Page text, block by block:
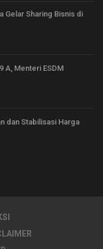
Gelar Sharing Bisnis di
A, Menteri ESDM
dan Stabilisasi Harga